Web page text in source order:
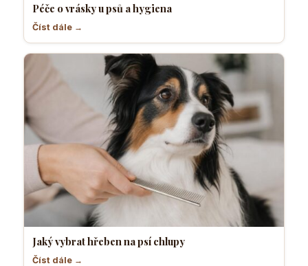
Péče o vrásky u psů a hygiena
Číst dále →
Jaký vybrat hřeben na psí chlupy
Číst dále →